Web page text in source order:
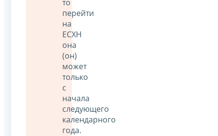
то
перейти
на
ЕСХН
она
(он)
может
только
с
начала
следующего
календарного
года.